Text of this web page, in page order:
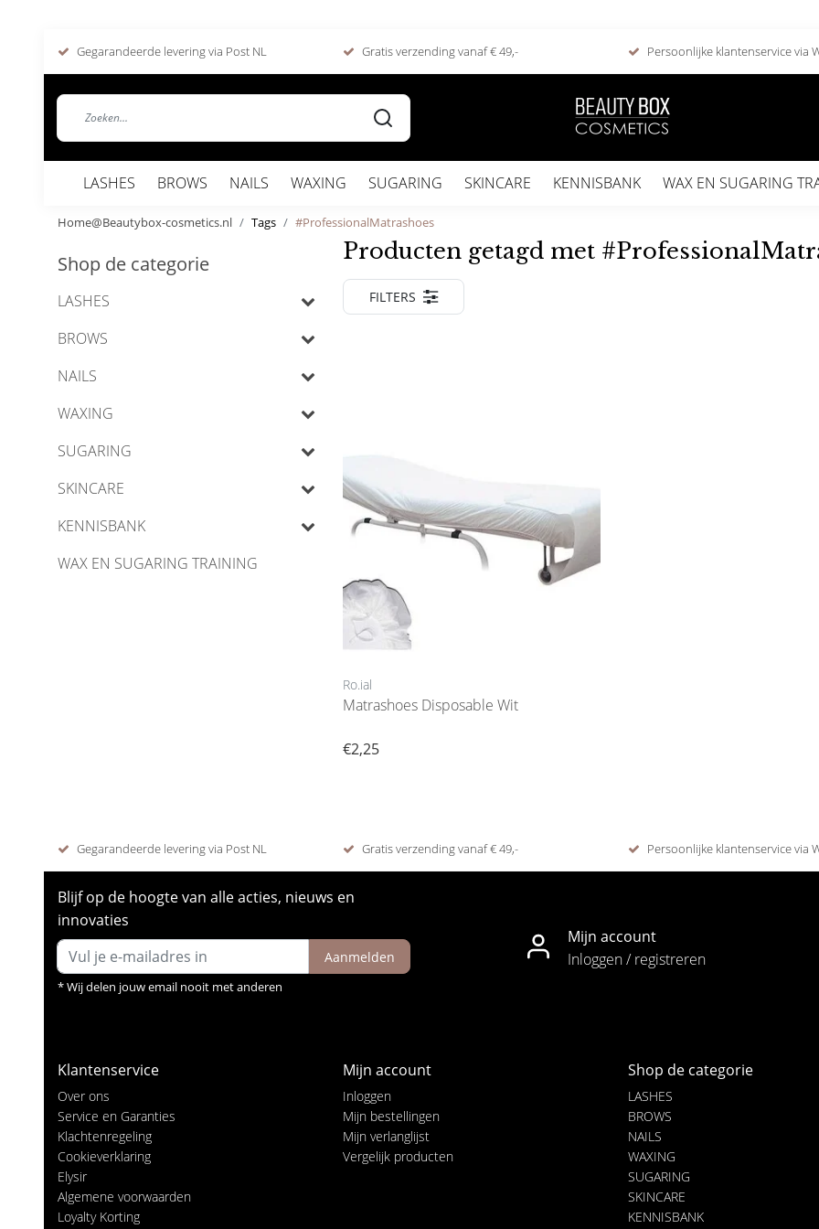
Gegarandeerde levering via Post NL Gratis verzending vanaf € 49,- Persoonlijke klantenservice via
LASHES BROWS NAILS WAXING SUGARING SKINCARE KENNISBANK WAX EN SUGARING
Home@Beautybox-cosmetics.nl Tags #ProfessionalMatrashoes
Shop de categorie
LASHES
BROWS
NAILS
WAXING
SUGARING
SKINCARE
KENNISBANK
WAX EN SUGARING TRAINING
Producten getagd met
FILTERS
Ro.ial
Matrashoes Disposable Wit
€2,25
Gegarandeerde levering via Post NL Gratis verzending vanaf € 49,- Persoonlijke klantenservice via
Blijf op de hoogte van alle acties, nieuws en
innovaties
Aanmelden
* Wij delen jouw email nooit met anderen
Mijn account
Inloggen / registreren
Klantenservice
Over ons
Service en Garanties
Klachtenregeling
Cookieverklaring
Elysir
Algemene voorwaarden
Loyalty Korting
Mijn account
Inloggen
Mijn bestellingen
Mijn verlanglijst
Vergelijk producten
Shop de categorie
LASHES
BROWS
NAILS
WAXING
SUGARING
SKINCARE
KENNISBANK